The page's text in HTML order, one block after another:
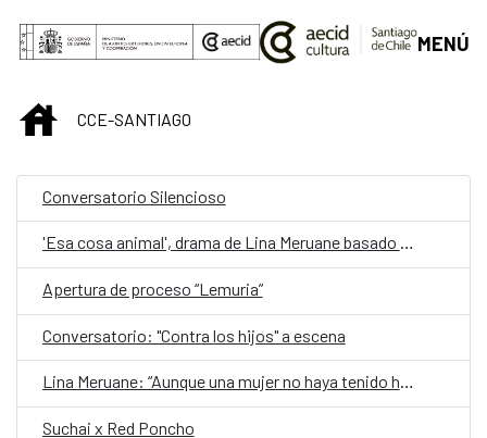
Saltar al contenido principal
MENÚ
INICIOCCE-SANTIAGO
Conversatorio Silencioso
'Esa cosa animal', drama de Lina Meruane basado en su ensayo 'Contra los hijos'
Apertura de proceso “Lemuria”
Conversatorio: "Contra los hijos" a escena
Lina Meruane: “Aunque una mujer no haya tenido hijos, los lleva siempre en la cabeza porque la sociedad se encarga de recordárselo”
Suchai x Red Poncho